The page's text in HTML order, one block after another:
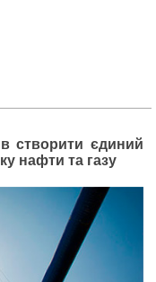
створити єдиний
нафти та газу